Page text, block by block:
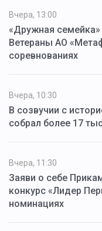
Вчера, 13:00
«Дружная семейка»
Ветераны АО
соревнованиях
Вчера, 10:30
В созвучии с
собрал более 17
Вчера, 11:30
Заяви о себе
конкурс «Лидер
номинациях